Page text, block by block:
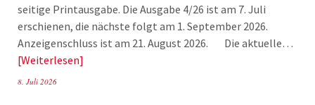
seitige Printausgabe. Die Ausgabe 4/26 ist am 7. Juli
erschienen, die nächste folgt am 1. September 2026.
Anzeigenschluss ist am 21. August 2026. Die aktuelle…
Weiterlesen
8. Juli 2026